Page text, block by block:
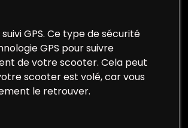
suivi GPS. Ce type de sécurité
GPS pour suivre
de votre scooter. Cela peut
scooter est volé, car vous
le retrouver.